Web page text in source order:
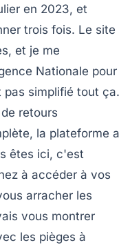
en 2023, et
trois fois. Le site
et je me
Nationale pour
pas simplifié tout ça.
retours
la plateforme a
êtes ici, c'est
à accéder à vos
arracher les
vous montrer
les pièges à